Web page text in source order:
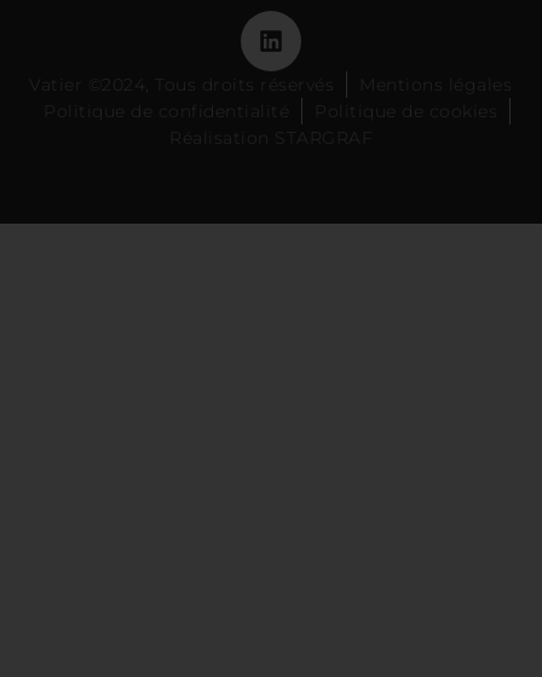
Vatier ©2024, Tous droits réservés
Mentions légales
Politique de confidentialité
Politique de cookies
Réalisation STARGRAF